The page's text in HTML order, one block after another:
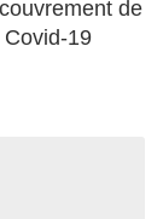
de
19